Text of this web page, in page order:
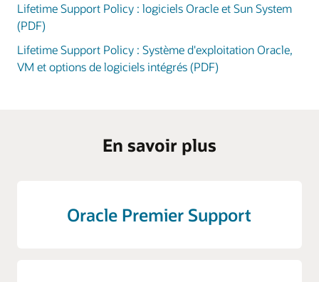
Lifetime Support Policy : logiciels Oracle et Sun System
(PDF)
Lifetime Support Policy : Système d'exploitation Oracle,
VM et options de logiciels intégrés (PDF)
En savoir plus
Oracle Premier Support